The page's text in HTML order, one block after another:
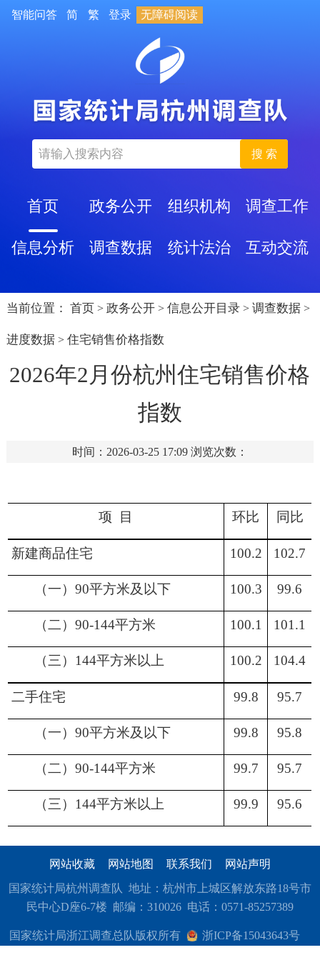
智能问答 简 繁 登录 无障碍阅读
搜 索
首页 政务公开 组织机构 调查工作
信息分析 调查数据 统计法治 互动交流
当前位置： 首页 > 政务公开 > 信息公开目录 > 调查数据 >
进度数据 > 住宅销售价格指数
2026年2月份杭州住宅销售价格
指数
时间：2026-03-25 17:09 浏览次数：
项 目 环比 同比
新建商品住宅 100.2 102.7
（一）90平方米及以下 100.3 99.6
（二）90-144平方米 100.1 101.1
（三） 144平方米以上 100.2 104.4
二手住宅 99.8 95.7
（一）90平方米及以下 99.8 95.8
（二）90-144平方米 99.7 95.7
（三） 144平方米以上 99.9 95.6
网站收藏 网站地图 联系我们 网站声明
国家统计局杭州调查队 地址：杭州市上城区解放东路18号市
民中心D座6-7楼 邮编：310026 电话：0571-85257389
国家统计局浙江调查总队版权所有 浙ICP备15043643号